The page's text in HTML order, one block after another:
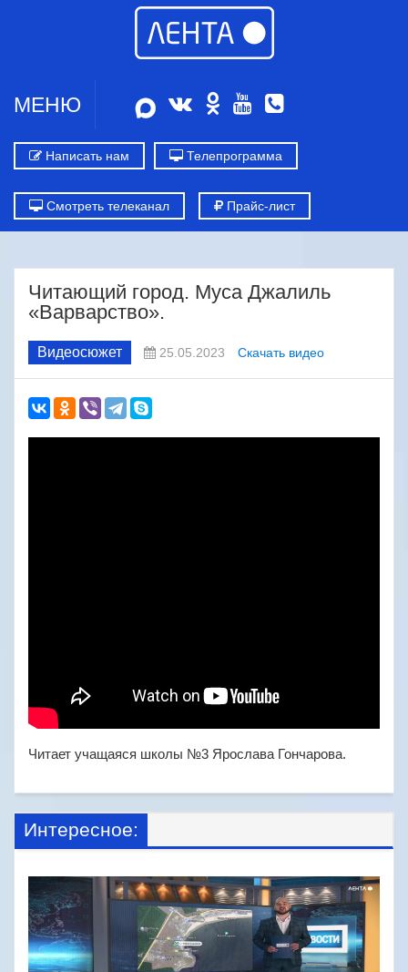
МЕНЮ
Написать нам Телепрограмма
Смотреть телеканал Прайс-лист
Читающий город. Муса Джалиль
«Варварство».
Видеосюжет 25.05.2023 Скачать видео
Читает учащаяся школы №3 Ярослава Гончарова.
Интересное: